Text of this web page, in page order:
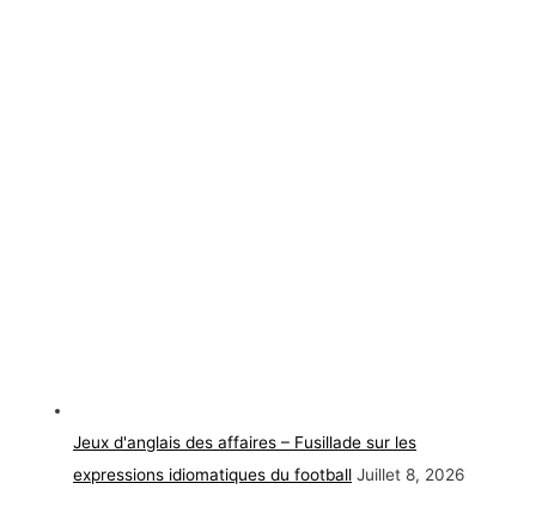
Jeux d'anglais des affaires – Fusillade sur les
expressions idiomatiques du football Juillet 8, 2026